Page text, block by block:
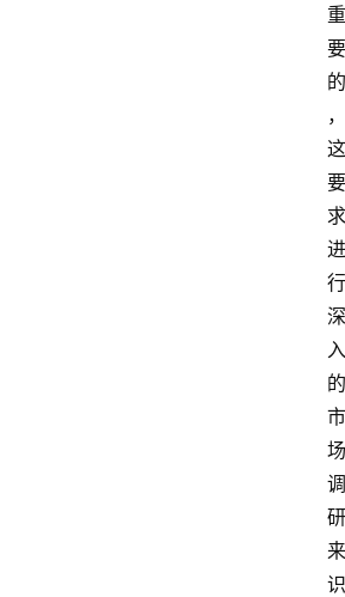
重
要
的
，
这
要
求
进
行
深
入
的
市
场
调
研
来
识